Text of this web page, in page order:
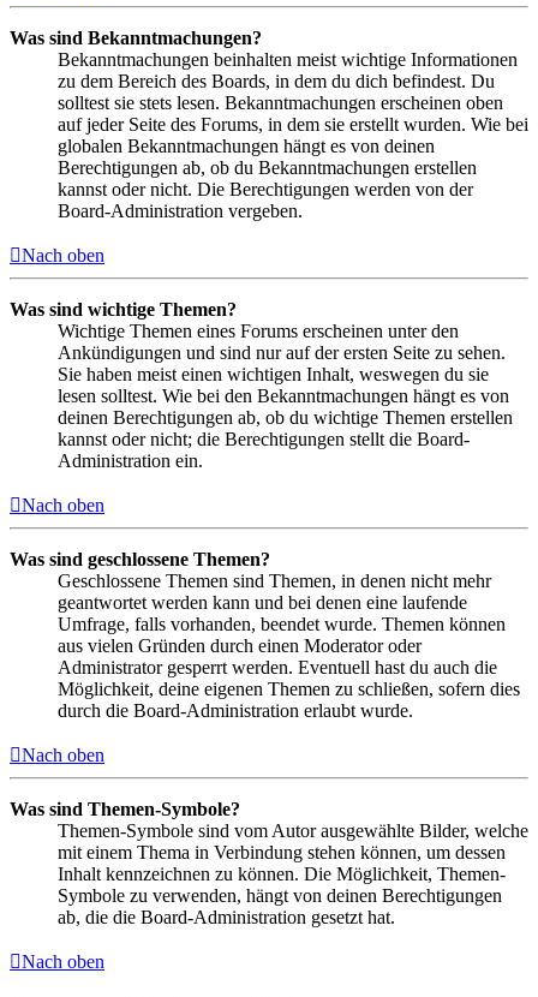
Was sind Bekanntmachungen?
Bekanntmachungen beinhalten meist wichtige Informationen
zu dem Bereich des Boards, in dem du dich befindest. Du
solltest sie stets lesen. Bekanntmachungen erscheinen oben
auf jeder Seite des Forums, in dem sie erstellt wurden. Wie bei
globalen Bekanntmachungen hängt es von deinen
Berechtigungen ab, ob du Bekanntmachungen erstellen
kannst oder nicht. Die Berechtigungen werden von der
Board-Administration vergeben.
Nach oben
Was sind wichtige Themen?
Wichtige Themen eines Forums erscheinen unter den
Ankündigungen und sind nur auf der ersten Seite zu sehen.
Sie haben meist einen wichtigen Inhalt, weswegen du sie
lesen solltest. Wie bei den Bekanntmachungen hängt es von
deinen Berechtigungen ab, ob du wichtige Themen erstellen
kannst oder nicht; die Berechtigungen stellt die Board-
Administration ein.
Nach oben
Was sind geschlossene Themen?
Geschlossene Themen sind Themen, in denen nicht mehr
geantwortet werden kann und bei denen eine laufende
Umfrage, falls vorhanden, beendet wurde. Themen können
aus vielen Gründen durch einen Moderator oder
Administrator gesperrt werden. Eventuell hast du auch die
Möglichkeit, deine eigenen Themen zu schließen, sofern dies
durch die Board-Administration erlaubt wurde.
Nach oben
Was sind Themen-Symbole?
Themen-Symbole sind vom Autor ausgewählte Bilder, welche
mit einem Thema in Verbindung stehen können, um dessen
Inhalt kennzeichnen zu können. Die Möglichkeit, Themen-
Symbole zu verwenden, hängt von deinen Berechtigungen
ab, die die Board-Administration gesetzt hat.
Nach oben